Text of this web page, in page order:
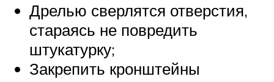
Дрелью сверлятся отверстия,
стараясь не повредить
штукатурку;
Закрепить кронштейны